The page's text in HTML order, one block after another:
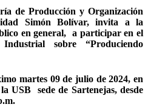
de Producción y Organización
Simón Bolívar, invita a la
en general, a participar en el
sobre “Produciendo
martes 09 de julio de 2024, en
USB sede de Sartenejas, desde